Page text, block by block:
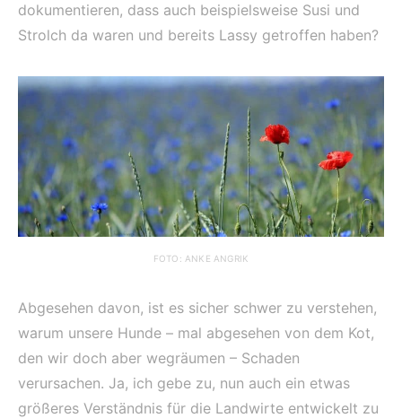
dokumentieren, dass auch beispielsweise Susi und
Strolch da waren und bereits Lassy getroffen haben?
FOTO: ANKE ANGRIK
Abgesehen davon, ist es sicher schwer zu verstehen,
warum unsere Hunde – mal abgesehen von dem Kot,
den wir doch aber wegräumen – Schaden
verursachen. Ja, ich gebe zu, nun auch ein etwas
größeres Verständnis für die Landwirte entwickelt zu